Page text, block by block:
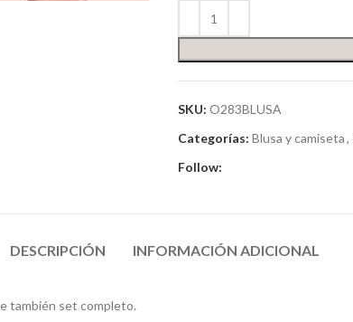
SKU: O283BLUSA
Categorías: Blusa y camiseta,
Follow:
DESCRIPCIÓN INFORMACIÓN ADICIONAL
también set completo.